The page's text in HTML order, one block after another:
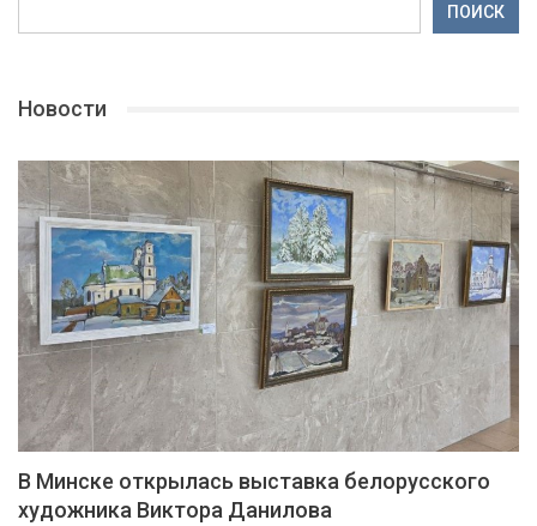
ПОИСК
Новости
В Минске открылась выставка белорусского
художника Виктора Данилова